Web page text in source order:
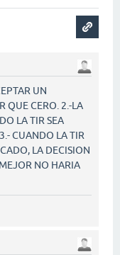
UN
QUE CERO. 2.-LA
LA TIR SEA
CUANDO LA TIR
LA DECISION
NO HARIA